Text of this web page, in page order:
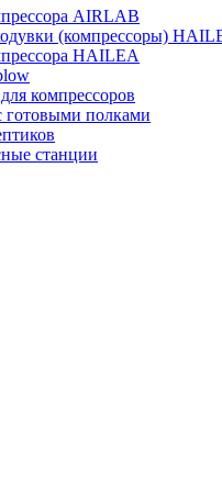
AIRLAB
(компрессоры)
HAILEA
компрессоров
готовыми полками
станции